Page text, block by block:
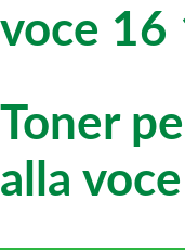
voce 16
Toner
alla